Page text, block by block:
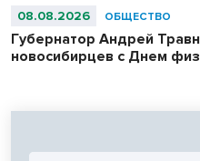
08.08.2026 ОБЩЕСТВО
Губернатор Андрей
новосибирцев с Днем